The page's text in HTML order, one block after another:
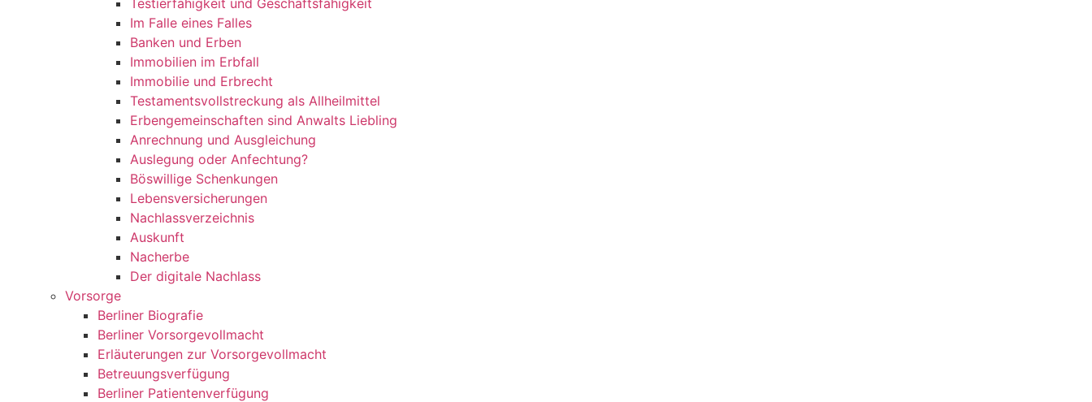
Testierfähigkeit und Geschäftsfähigkeit
Im Falle eines Falles
Banken und Erben
Immobilien im Erbfall
Immobilie und Erbrecht
Testamentsvollstreckung als Allheilmittel
Erbengemeinschaften sind Anwalts Liebling
Anrechnung und Ausgleichung
Auslegung oder Anfechtung?
Böswillige Schenkungen
Lebensversicherungen
Nachlassverzeichnis
Auskunft
Nacherbe
Der digitale Nachlass
Vorsorge
Berliner Biografie
Berliner Vorsorgevollmacht
Erläuterungen zur Vorsorgevollmacht
Betreuungsverfügung
Berliner Patientenverfügung